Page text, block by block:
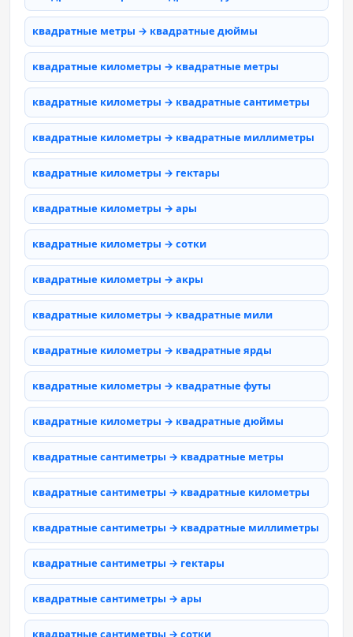
квадратные метры → квадратные дюймы
квадратные километры → квадратные метры
квадратные километры → квадратные сантиметры
квадратные километры → квадратные миллиметры
квадратные километры → гектары
квадратные километры → ары
квадратные километры → сотки
квадратные километры → акры
квадратные километры → квадратные мили
квадратные километры → квадратные ярды
квадратные километры → квадратные футы
квадратные километры → квадратные дюймы
квадратные сантиметры → квадратные метры
квадратные сантиметры → квадратные километры
квадратные сантиметры → квадратные миллиметры
квадратные сантиметры → гектары
квадратные сантиметры → ары
квадратные сантиметры → сотки